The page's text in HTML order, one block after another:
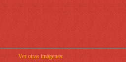
Ver otras imágenes: